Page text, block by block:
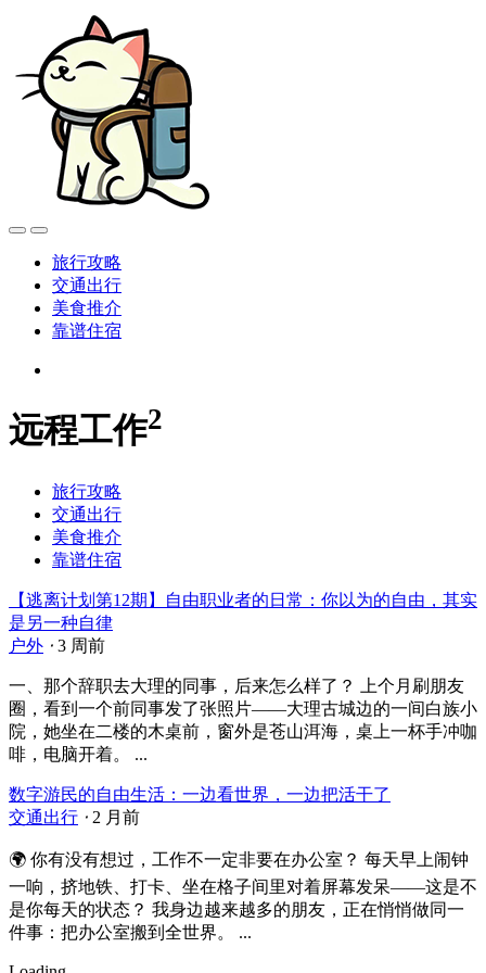
旅行攻略
交通出行
美食推介
靠谱住宿
远程工作2
旅行攻略
交通出行
美食推介
靠谱住宿
【逃离计划第12期】自由职业者的日常：你以为的自由，其实
是另一种自律
户外 ⋅ 3 周前
一、那个辞职去大理的同事，后来怎么样了？ 上个月刷朋友
圈，看到一个前同事发了张照片——大理古城边的一间白族小
院，她坐在二楼的木桌前，窗外是苍山洱海，桌上一杯手冲咖
啡，电脑开着。 ...
数字游民的自由生活：一边看世界，一边把活干了
交通出行 ⋅ 2 月前
🌍 你有没有想过，工作不一定非要在办公室？ 每天早上闹钟
一响，挤地铁、打卡、坐在格子间里对着屏幕发呆——这是不
是你每天的状态？ 我身边越来越多的朋友，正在悄悄做同一
件事：把办公室搬到全世界。 ...